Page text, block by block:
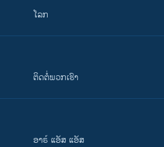
ໂລກ
ຕິດຕໍ່ພວກເຮົາ
ອາຣ໌ ແອັສ ແອັສ